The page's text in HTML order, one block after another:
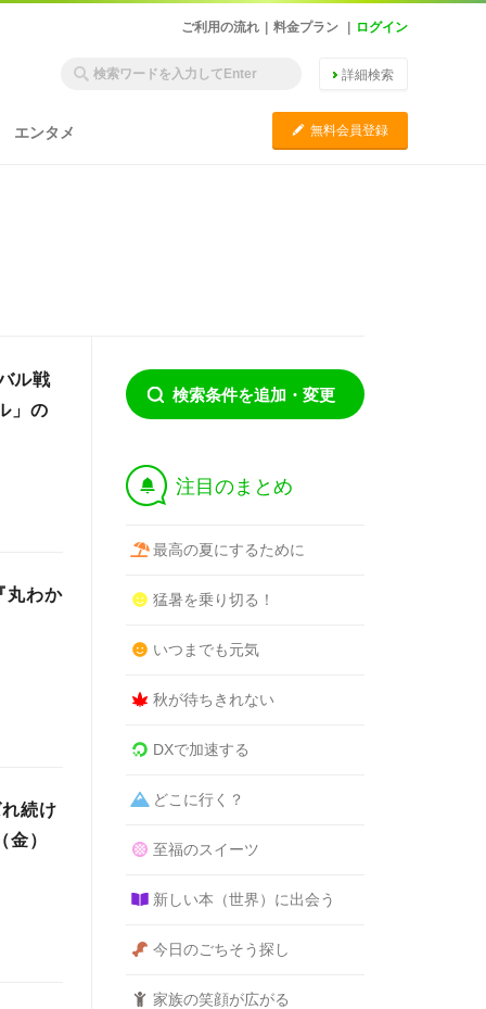
ご利用の流れ 料金プラン ログイン
詳細検索
エンタメ C 無料会員登録
ル戦
」の
丸わか
続け
）
検索条件を追加・変更
† 注目のまとめ
最高の夏にするために
猛暑を乗り切る！
いつまでも元気
秋が待ちきれない
DXで加速する
どこに行く？
至福のスイーツ
新しい本（世界）に出会う
今日のごちそう探し
家族の笑顔が広がる